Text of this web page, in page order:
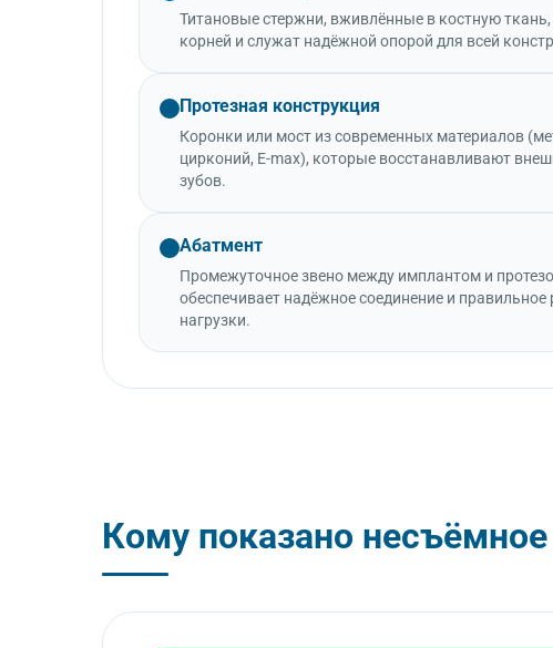
Титановые стержни, вживлённые в костную
корней и служат надёжной опорой для всей
Протезная конструкция
Коронки или мост из современных материалов
цирконий, E-max), которые восстанавливают
зубов.
Абатмент
Промежуточное звено между имплантом и
обеспечивает надёжное соединение и правильное
нагрузки.
Кому показано несъёмное